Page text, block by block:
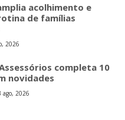
acolhimento e
de famílias
2026
completa 10
novidades
ago, 2026